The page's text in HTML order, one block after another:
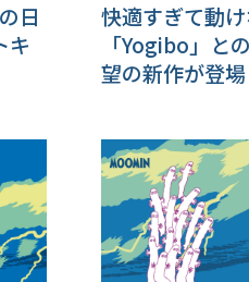
日
キ
快適すぎて動
「Yogibo」と
望の新作が登